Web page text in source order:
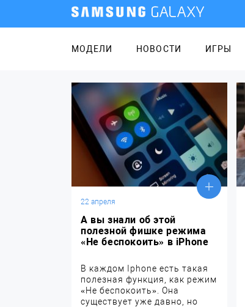
МОДЕЛИ НОВОСТИ ИГРЫ
22 апреля
А вы знали об этой
полезной фишке режима
«Не беспокоить» в iPhone
В каждом Iphone есть такая
полезная функция, как режим
«Не беспокоить». Она
существует уже давно, но